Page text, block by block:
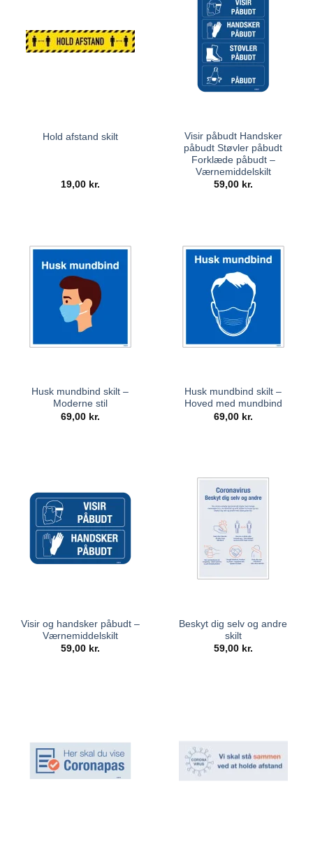
Hold afstand skilt
19,00 kr.
Visir påbudt Handsker
påbudt Støvler påbudt
Forklæde påbudt –
Værnemiddelskilt
59,00 kr.
Husk mundbind skilt –
Moderne stil
69,00 kr.
Husk mundbind skilt –
Hoved med mundbind
69,00 kr.
Visir og handsker påbudt –
Værnemiddelskilt
59,00 kr.
Beskyt dig selv og andre
skilt
59,00 kr.